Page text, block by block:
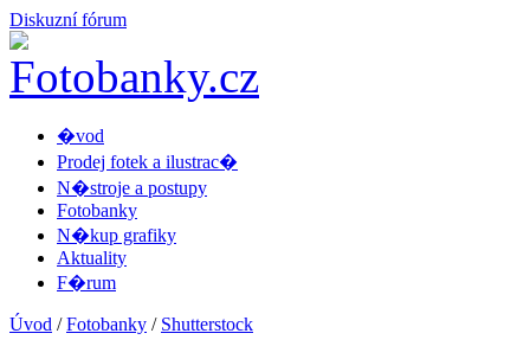
Diskuzní fórum
�vod
Prodej fotek a ilustrac�
N�stroje a postupy
Fotobanky
N�kup grafiky
Aktuality
F�rum
Úvod /Fotobanky / Shutterstock